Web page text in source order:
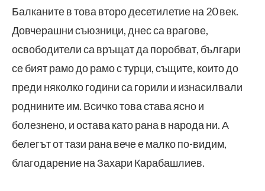
Балканите в това второ десетилетие на 20 век.
Довчерашни съюзници, днес са врагове,
освободители са връщат да поробват, българи
се бият рамо до рамо с турци, същите, които до
преди няколко години са горили и изнасилвали
роднините им. Всичко това става ясно и
болезнено, и остава като рана в народа ни. А
белегът от тази рана вече е малко по-видим,
благодарение на Захари Карабашлиев.